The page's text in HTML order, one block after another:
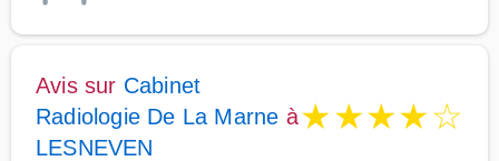
Avis sur Cabinet
Radiologie De La Marne à
LESNEVEN
★★★★☆